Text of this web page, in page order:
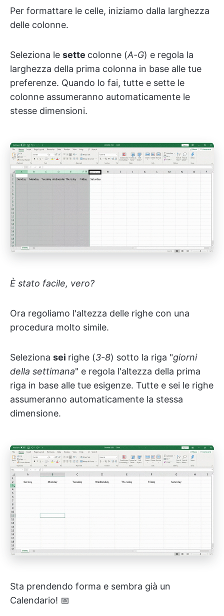
Per formattare le celle, iniziamo dalla larghezza
delle colonne.
Seleziona le sette colonne (A-G) e regola la
larghezza della prima colonna in base alle tue
preferenze. Quando lo fai, tutte e sette le
colonne assumeranno automaticamente le
stesse dimensioni.
È stato facile, vero?
Ora regoliamo l'altezza delle righe con una
procedura molto simile.
Seleziona sei righe (3-8) sotto la riga "giorni
della settimana" e regola l'altezza della prima
riga in base alle tue esigenze. Tutte e sei le righe
assumeranno automaticamente la stessa
dimensione.
Sta prendendo forma e sembra già un
Calendario! 📅